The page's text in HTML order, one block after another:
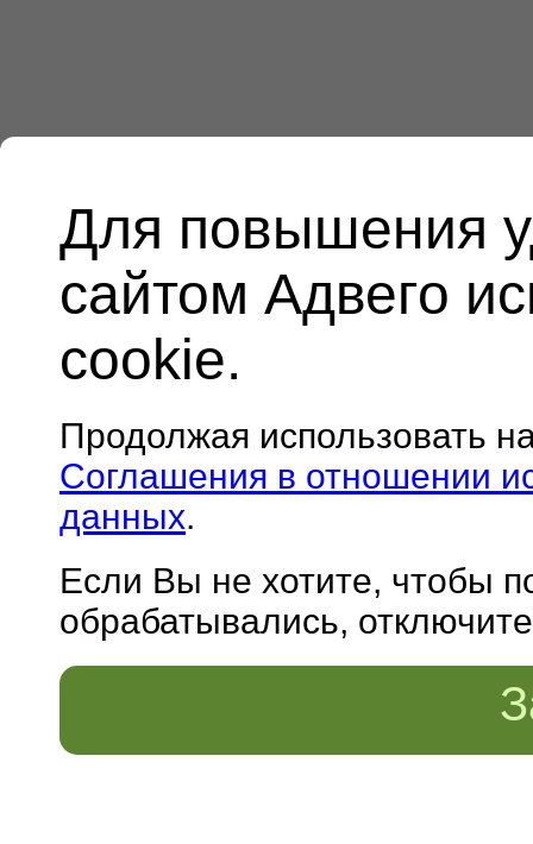
Для повышения
сайтом Адвего
cookie.
Продолжая использовать
Соглашения в отношении
данных.
Если Вы не хотите, чтобы
обрабатывались,